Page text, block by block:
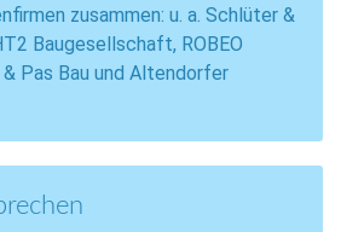
zusammen: u. a. Schlüter &
Baugesellschaft, ROBEO
Pas Bau und Altendorfer